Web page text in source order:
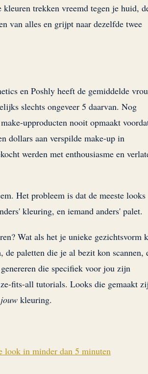
trekken vreemd tegen je huid,
van alles en grijpt naar dezelfde twee
en Poshly heeft de gemiddelde
slechts ongeveer 5 daarvan. Nog
upproducten nooit opmaakt
dollars aan verspilde make-up in
werden met enthousiasme en
Het probleem is dat de meeste looks
kleuring, en iemand anders' palet.
Wat als het je unieke gezichtsvorm
paletten die je al bezit kon scannen,
die specifiek voor jou zijn
fits-all tutorials. Looks die gemaakt
jouw kleuring.
look in minder dan 5 minuten